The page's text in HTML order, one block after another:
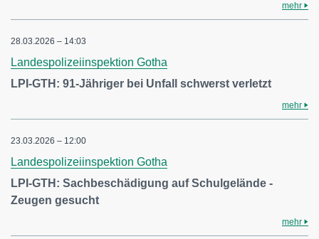
mehr
28.03.2026 – 14:03
Landespolizeiinspektion Gotha
LPI-GTH: 91-Jähriger bei Unfall schwerst verletzt
mehr
23.03.2026 – 12:00
Landespolizeiinspektion Gotha
LPI-GTH: Sachbeschädigung auf Schulgelände -
Zeugen gesucht
mehr